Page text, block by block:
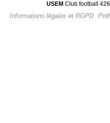
USEM Club football
Informations légales et RGPD